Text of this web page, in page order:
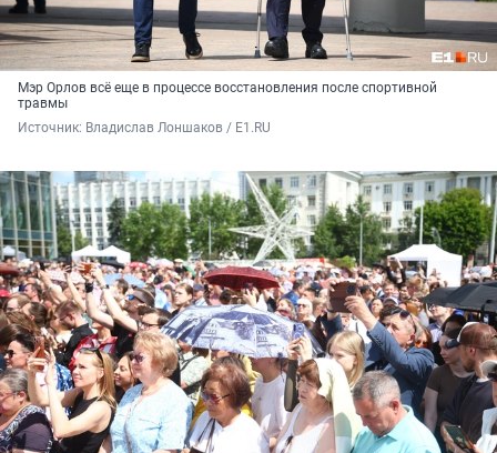
Мэр Орлов всё еще в процессе восстановления после спортивной
травмы
Источник: Владислав Лоншаков / E1.RU